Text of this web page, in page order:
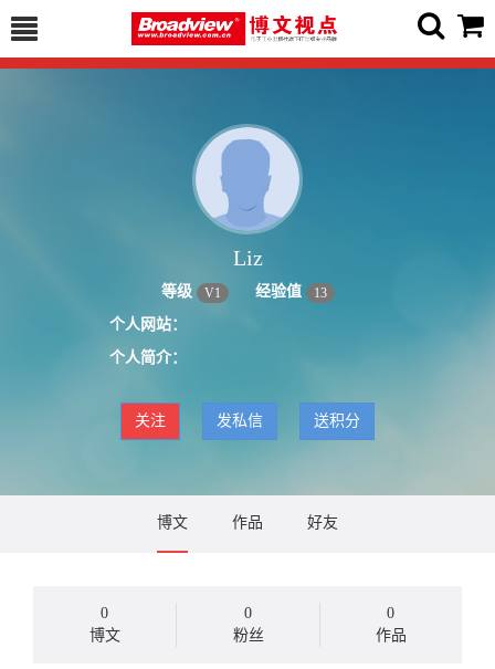
Liz
等级 V1 经验值 13
个人网站：
个人简介：
关注 发私信 送积分
博文 作品 好友
0
博文
0
粉丝
0
作品